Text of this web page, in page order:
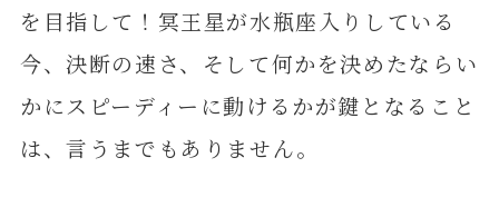
を目指して！冥王星が水瓶座入りしている
今、決断の速さ、そして何かを決めたならい
かにスピーディーに動けるかが鍵となること
は、言うまでもありません。